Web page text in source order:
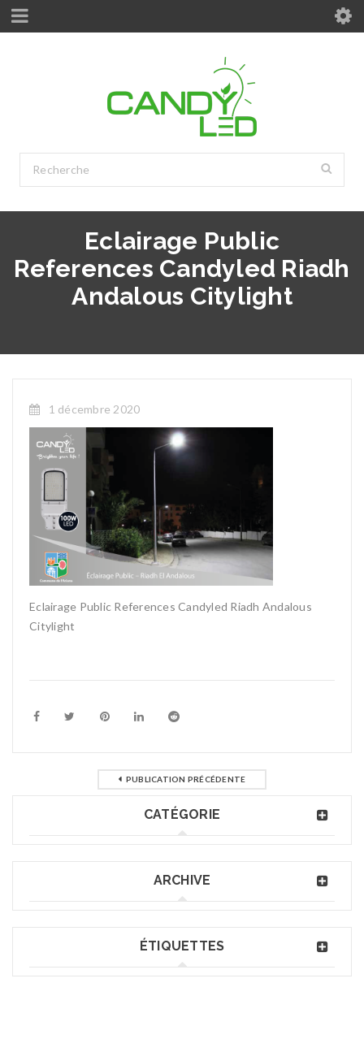
Eclairage Public
References Candyled Riadh
Andalous Citylight
1 décembre 2020
Eclairage Public References Candyled Riadh Andalous
Citylight
PUBLICATION PRÉCÉDENTE
CATÉGORIE
ARCHIVE
ÉTIQUETTES